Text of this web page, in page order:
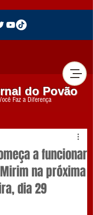
do Povão
Faz a Diferença
a funcionar
na próxima
dia 29